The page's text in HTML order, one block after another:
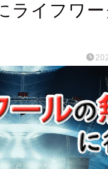
ライフワ